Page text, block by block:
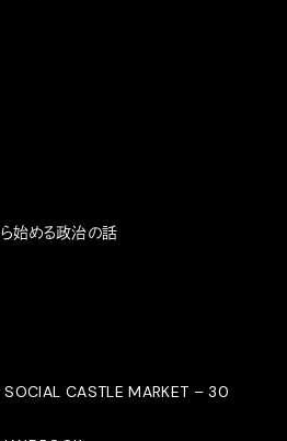
ら始める政治の話
CASTLE MARKET – 30